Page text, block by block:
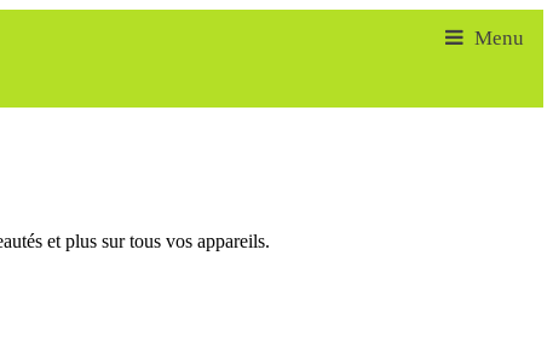
et plus sur tous vos appareils.